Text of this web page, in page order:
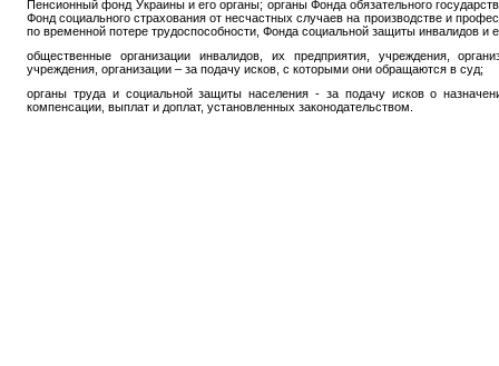
Пенсионный фонд Украины и его органы; органы Фонда обязательного
Фонд социального страхования от несчастных случаев на производстве и
по временной потере трудоспособности, Фонда социальной защиты инвалидов и
общественные организации инвалидов, их предприятия, учреждения,
учреждения, организации – за подачу исков, с которыми они обращаются в суд;
органы труда и социальной защиты населения - за подачу исков о
компенсации, выплат и доплат, установленных законодательством.